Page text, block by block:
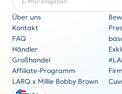
Über uns
Kontakt
FAQ
Händler
Großhandel
Affiliate-Programm
LARQ x Millie Bobby Brown
Firmengeschenke
Originalität kommt nie aus der
Angebot anfordern